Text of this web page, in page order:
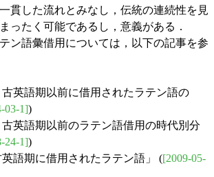
貫した流れとみなし，伝統の連続性を見
ったく可能であるし，意義がある．
ン語彙借用については，以下の記事を参
英語期以前に借用されたラテン語の
03-1])
英語期以前のラテン語借用の時代別分
24-1])
語期に借用されたラテン語」 ([2009-05-